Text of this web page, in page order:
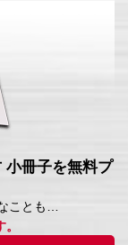
小冊子を無料プ
ことも…